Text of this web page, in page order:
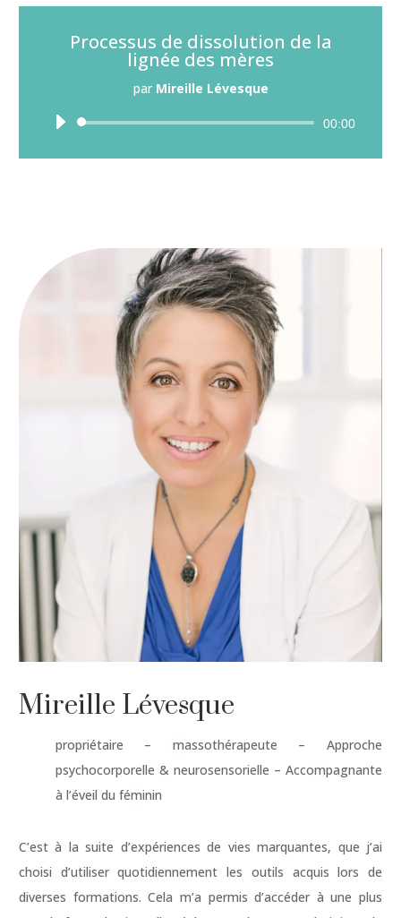
Processus de dissolution de la
lignée des mères
par Mireille Lévesque
Lecteur
00:00
Mireille Lévesque
propriétaire – massothérapeute – Approche
psychocorporelle & neurosensorielle – Accompagnante
à l’éveil du féminin
C’est à la suite d’expériences de vies marquantes, que j’ai
choisi d’utiliser quotidiennement les outils acquis lors de
diverses formations. Cela m’a permis d’accéder à une plus